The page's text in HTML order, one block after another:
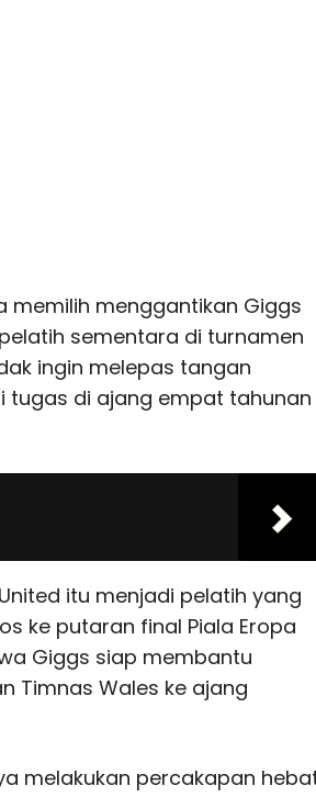
memilih menggantikan Giggs
sementara di turnamen
ingin melepas tangan
tugas di ajang empat tahunan
itu menjadi pelatih yang
ke putaran final Piala Eropa
Giggs siap membantu
Timnas Wales ke ajang
melakukan percakapan